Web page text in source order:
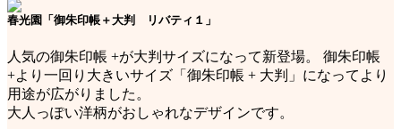
春光園「御朱印帳＋大判 リバティ１」
人気の御朱印帳 +が大判サイズになって新登場。 御朱印帳
+より一回り大きいサイズ「御朱印帳 + 大判」になってより
用途が広がりました。
大人っぽい洋柄がおしゃれなデザインです。